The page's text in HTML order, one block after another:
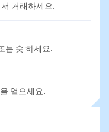
거래하세요.
는 숏 하세요.
얻으세요.